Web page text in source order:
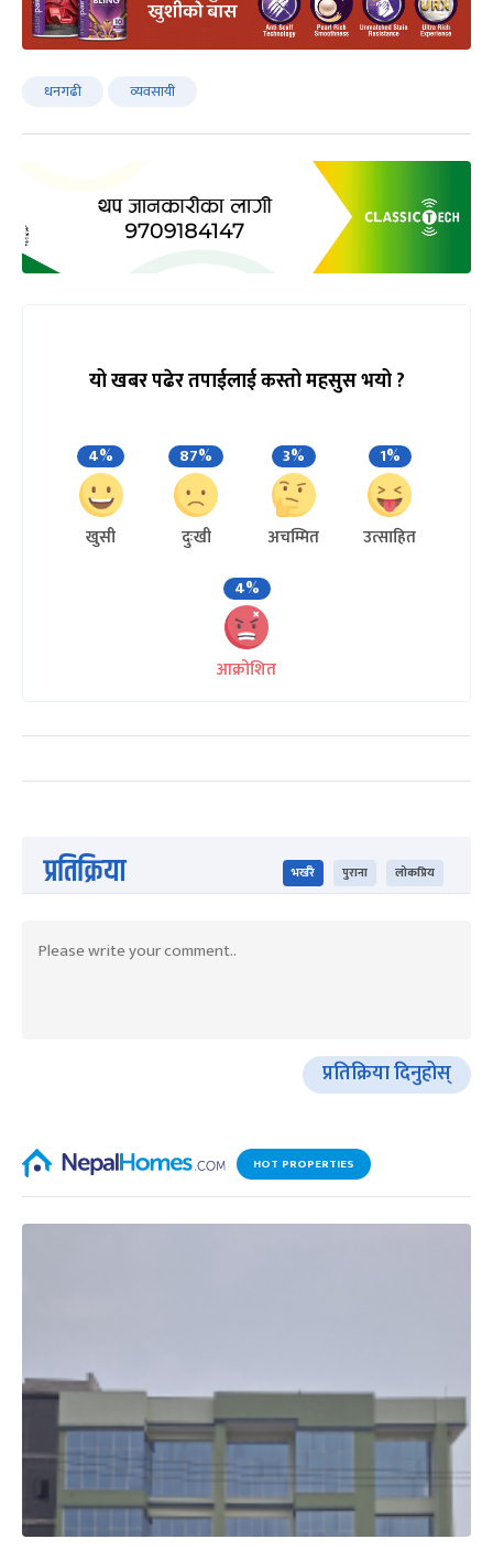
धनगढी व्यवसायी
यो खबर पढेर तपाईलाई कस्तो महसुस भयो ?
4%
खुसी
87%
दुःखी
3%
अचम्मित
1%
उत्साहित
4%
आक्रोशित
प्रतिक्रिया भर्खरै पुराना लोकप्रिय
प्रतिक्रिया दिनुहोस्
HOT PROPERTIES